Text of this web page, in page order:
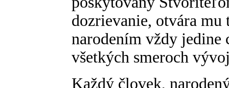
dozrievanie, otvára
narodením vždy jedine
všetkých smeroch
Každý človek,